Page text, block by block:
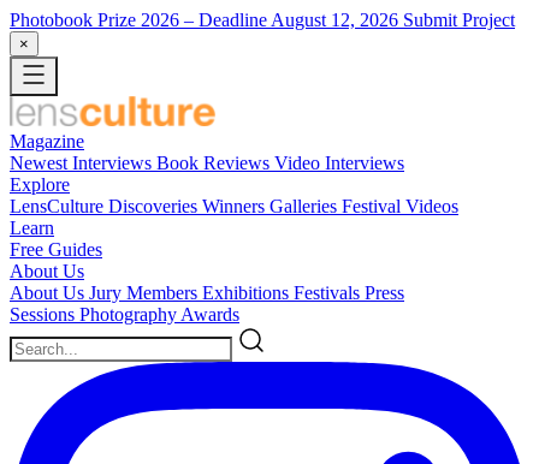
Photobook Prize 2026 – Deadline August 12, 2026 Submit Project
×
Magazine
Newest Interviews Book Reviews Video Interviews
Explore
LensCulture Discoveries Winners Galleries Festival Videos
Learn
Free Guides
About Us
About Us Jury Members Exhibitions Festivals Press
Sessions Photography Awards